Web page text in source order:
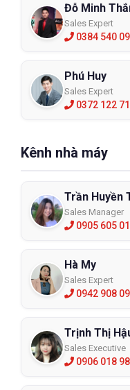
Đỗ Minh
Sales Expert
0384 540
Phú Huy
Sales Expert
0372 122
Kênh nhà máy
Trần Huyền
Sales Manager
0905 605
Hà My
Sales Expert
0942 908
Trịnh Thị
Sales Executive
0906 018